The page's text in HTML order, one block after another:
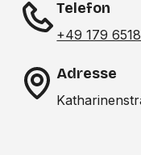
Telefon
+49 179
Adresse